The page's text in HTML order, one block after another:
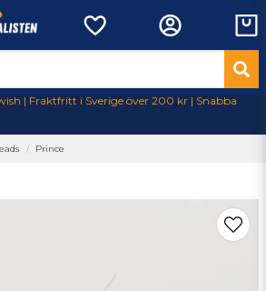
| Fraktfritt i Sverige över 200 kr | Snabba
Prince